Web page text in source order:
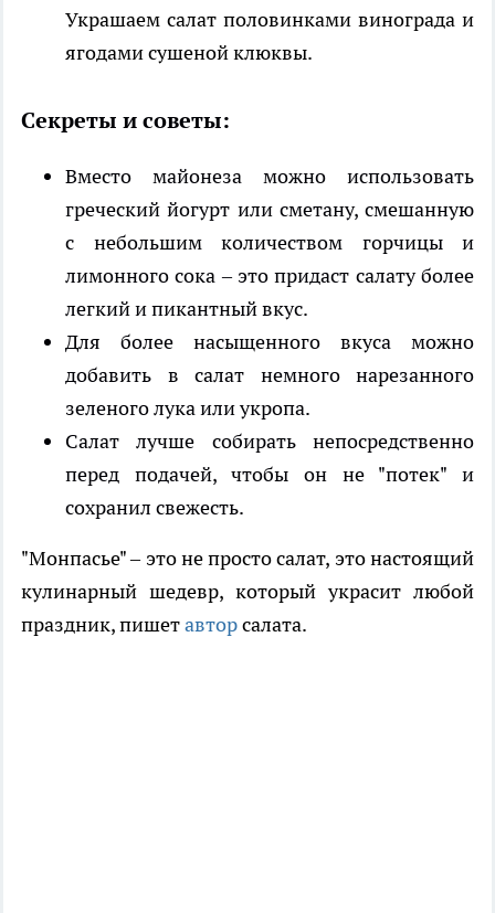
Украшаем салат половинками винограда и
ягодами сушеной клюквы.
Секреты и советы:
Вместо майонеза можно использовать
греческий йогурт или сметану, смешанную
с небольшим количеством горчицы и
лимонного сока – это придаст салату более
легкий и пикантный вкус.
Для более насыщенного вкуса можно
добавить в салат немного нарезанного
зеленого лука или укропа.
Салат лучше собирать непосредственно
перед подачей, чтобы он не "потек" и
сохранил свежесть.
"Монпасье" – это не просто салат, это настоящий
кулинарный шедевр, который украсит любой
праздник, пишетавторсалата.